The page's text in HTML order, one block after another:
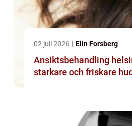
02 juli 2026 Elin Forsberg
Ansiktsbehandling
starkare och friskare hud